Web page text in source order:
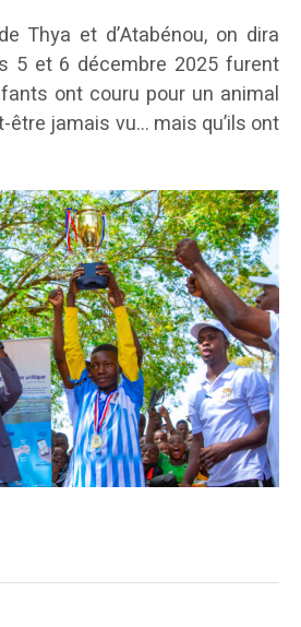
Thya et d’Atabénou, on dira
5 et 6 décembre 2025 furent
ont couru pour un animal
être jamais vu… mais qu’ils ont